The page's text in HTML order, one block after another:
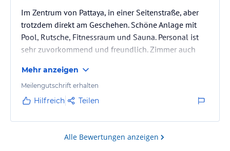
Im Zentrum von Pattaya, in einer Seitenstraße, aber
trotzdem direkt am Geschehen. Schöne Anlage mit
Pool, Rutsche, Fitnessraum und Sauna. Personal ist
sehr zuvorkommend und freundlich. Zimmer auch
Mehr anzeigen
Meilengutschrift erhalten
Hilfreich Teilen
Alle Bewertungen anzeigen